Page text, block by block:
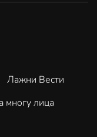
Лажни Вести
многу лица